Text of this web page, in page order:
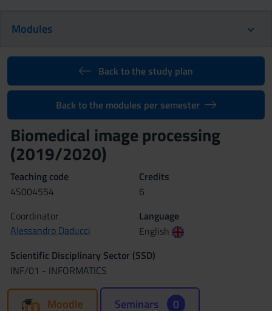
Modules
Back to the study plan
Back to the modules per semester
Biomedical image processing
(2019/2020)
Teaching code
4S004554
Credits
6
Coordinator
Alessandro Daducci
Language
English
Scientific Disciplinary Sector (SSD)
INF/01 - INFORMATICS
Moodle Seminars 0